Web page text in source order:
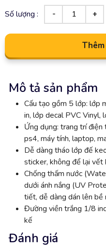
Số lượng :
Mô tả sản phẩm
Cấu tạo gồm 5 lớp: lớp
in, lớp decal PVC Vinyl,
Ứng dụng: trang trí điện
ps4, máy tính, laptop,
Dễ dàng tháo lớp đế
sticker, không để lại
Chống thấm nước
dưới ánh nắng (UV
tiết, dễ dàng dán lên bề
Đường viền trắng 1/8
kế
Đánh giá